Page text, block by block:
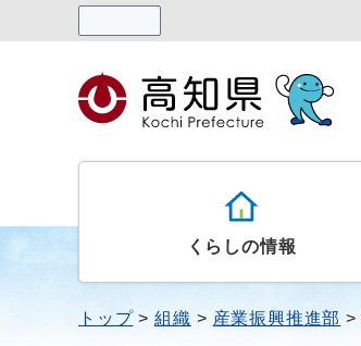
くらしの情報
トップ 組織 産業振興推進部